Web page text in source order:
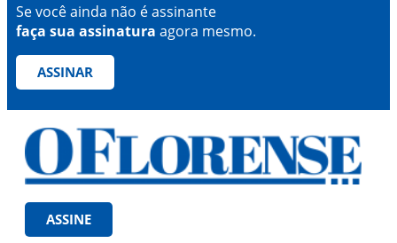
Se você ainda não é assinante
faça sua assinatura agora mesmo.
ASSINAR
ASSINE